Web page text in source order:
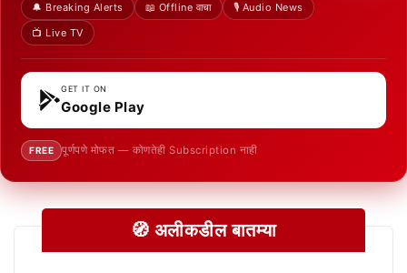
🔔 Breaking Alerts 📖 Offline वाचा
🎙️ Audio News
📺 Live TV
GET IT ON
Google Play
FREE पूर्णपणे मोफत — कोणतेही Subscription नाही
🧭 अलीकडील बातम्या